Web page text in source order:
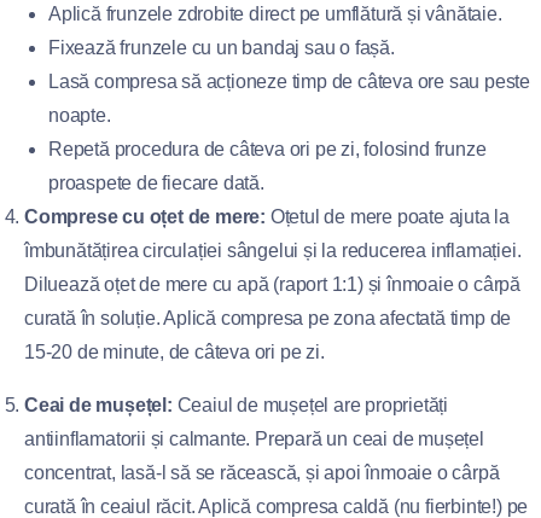
Aplică frunzele zdrobite direct pe umflătură și vânătaie.
Fixează frunzele cu un bandaj sau o fașă.
Lasă compresa să acționeze timp de câteva ore sau peste
noapte.
Repetă procedura de câteva ori pe zi, folosind frunze
proaspete de fiecare dată.
Comprese cu oțet de mere: Oțetul de mere poate ajuta la
îmbunătățirea circulației sângelui și la reducerea inflamației.
Diluează oțet de mere cu apă (raport 1:1) și înmoaie o cârpă
curată în soluție. Aplică compresa pe zona afectată timp de
15-20 de minute, de câteva ori pe zi.
Ceai de mușețel: Ceaiul de mușețel are proprietăți
antiinflamatorii și calmante. Prepară un ceai de mușețel
concentrat, lasă-l să se răcească, și apoi înmoaie o cârpă
curată în ceaiul răcit. Aplică compresa caldă (nu fierbinte!) pe